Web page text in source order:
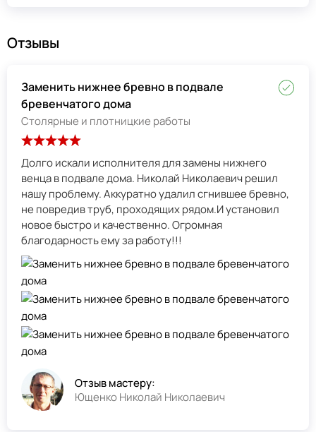
Отзывы
Заменить нижнее бревно в подвале
бревенчатого дома
Столярные и плотницкие работы
Долго искали исполнителя для замены нижнего
венца в подвале дома. Николай Николаевич решил
нашу проблему. Аккуратно удалил сгнившее бревно,
не повредив труб, проходящих рядом.И установил
новое быстро и качественно. Огромная
благодарность ему за работу!!!
Отзыв мастеру:
Ющенко Николай Николаевич